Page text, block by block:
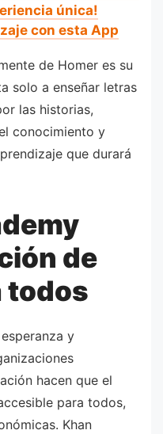
única!
con esta App
de Homer es su
solo a enseñar letras
las historias,
conocimiento y
que durará
de
todos
y
hacen que el
para todos,
Khan